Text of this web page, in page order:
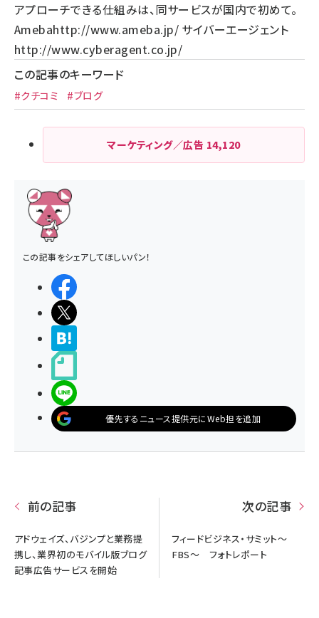
アプローチできる仕組みは、同サービスが国内で初めて。
Amebahttp://www.ameba.jp/ サイバーエージェント
http://www.cyberagent.co.jp/
この記事のキーワード
#クチコミ #ブログ
マーケティング／広告 14,120
この記事をシェアしてほしいパン！
優先するニュース提供元にWeb担を追加
前の記事
アドウェイズ、バジンプと業務提
携し、業界初のモバイル版ブログ
記事広告サービスを開始
次の記事
フィードビジネス・サミット～
FBS～ フォトレポート